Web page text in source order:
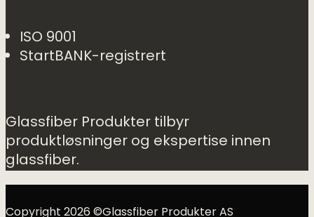
ISO 9001
StartBANK-registrert
Glassfiber Produkter tilbyr
produktløsninger og ekspertise innen
glassfiber.
Copyright 2026 ©Glassfiber Produkter AS